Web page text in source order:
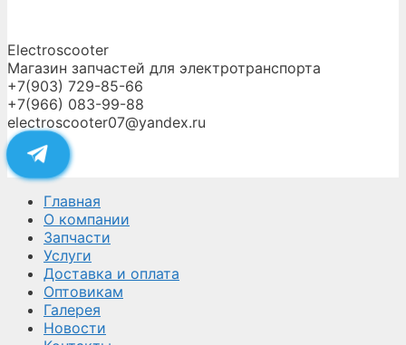
Electroscooter
Магазин запчастей для электротранспорта
+7(903) 729-85-66
+7(966) 083-99-88
electroscooter07@yandex.ru
Главная
О компании
Запчасти
Услуги
Доставка и оплата
Оптовикам
Галерея
Новости